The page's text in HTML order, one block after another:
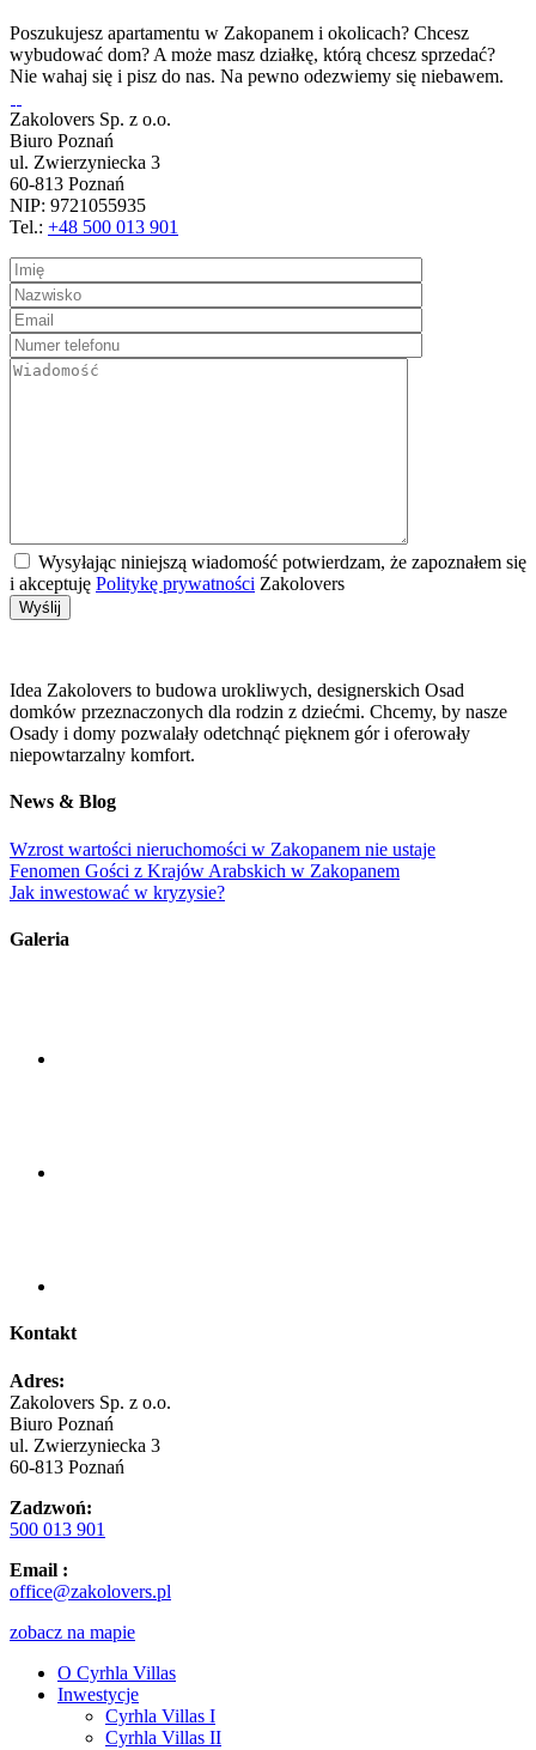
Poszukujesz apartamentu w Zakopanem i okolicach? Chcesz
wybudować dom? A może masz działkę, którą chcesz sprzedać?
Nie wahaj się i pisz do nas. Na pewno odezwiemy się niebawem.
Zakolovers Sp. z o.o.
Biuro Poznań
ul. Zwierzyniecka 3
60-813 Poznań
NIP: 9721055935
Tel.: +48 500 013 901
Wysyłając niniejszą wiadomość potwierdzam, że zapoznałem się
i akceptuję Politykę prywatności Zakolovers
Idea Zakolovers to budowa urokliwych, designerskich Osad
domków przeznaczonych dla rodzin z dziećmi. Chcemy, by nasze
Osady i domy pozwalały odetchnąć pięknem gór i oferowały
niepowtarzalny komfort.
News & Blog
Wzrost wartości nieruchomości w Zakopanem nie ustaje
Fenomen Gości z Krajów Arabskich w Zakopanem
Jak inwestować w kryzysie?
Galeria
Kontakt
Adres:
Zakolovers Sp. z o.o.
Biuro Poznań
ul. Zwierzyniecka 3
60-813 Poznań
Zadzwoń:
500 013 901
Email :
office@zakolovers.pl
zobacz na mapie
O Cyrhla Villas
Inwestycje
Cyrhla Villas I
Cyrhla Villas II